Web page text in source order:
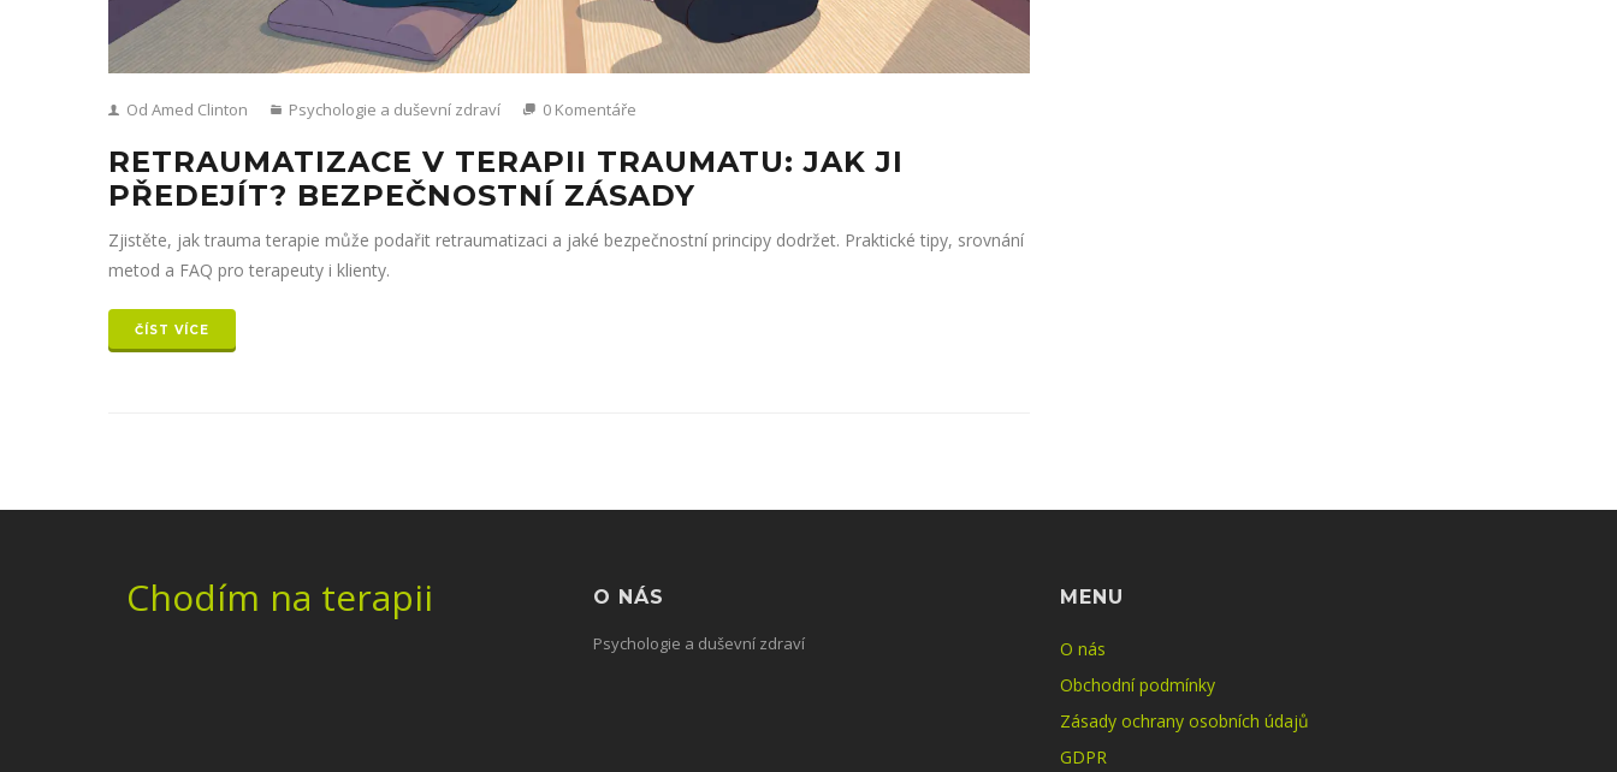
Od Amed Clinton Psychologie a duševní zdraví 0 Komentáře
RETRAUMATIZACE V TERAPII TRAUMATU: JAK JI
PŘEDEJÍT? BEZPEČNOSTNÍ ZÁSADY
Zjistěte, jak trauma terapie může podařit retraumatizaci a jaké bezpečnostní principy dodržet. Praktické tipy, srovnání
metod a FAQ pro terapeuty i klienty.
ČÍST VÍCE
Chodím na terapii O NÁS
Psychologie a duševní zdraví
MENU
O nás
Obchodní podmínky
Zásady ochrany osobních údajů
GDPR